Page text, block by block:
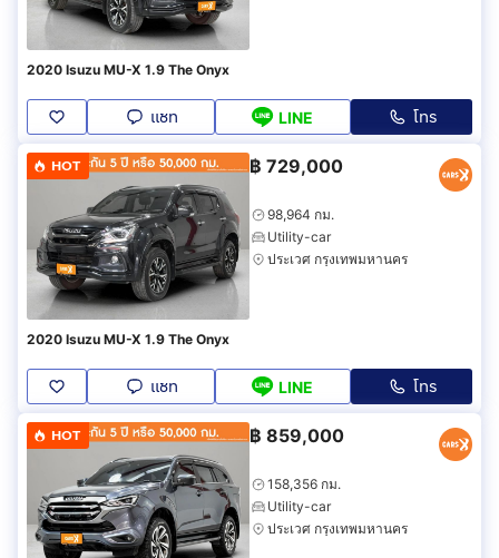
2020 Isuzu MU-X 1.9 The Onyx
แชท LINE โทร
HOT ฿ 729,000
98,964 กม.
Utility-car
ประเวศ กรุงเทพมหานคร
2020 Isuzu MU-X 1.9 The Onyx
แชท LINE โทร
HOT ฿ 859,000
158,356 กม.
Utility-car
ประเวศ กรุงเทพมหานคร